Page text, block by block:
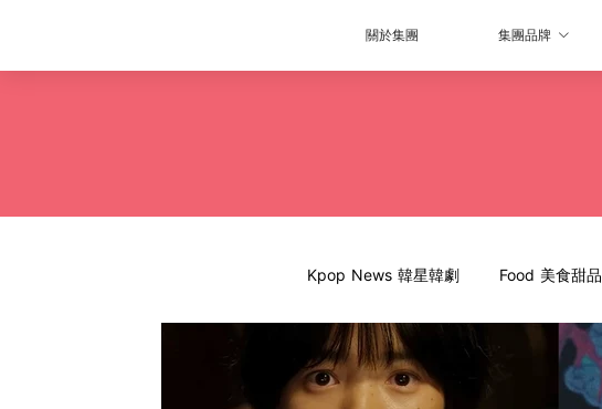
關於集團 集團品牌
Kpop News 韓星韓劇 Food 美食甜品